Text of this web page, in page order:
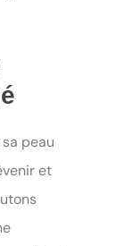
peau
et